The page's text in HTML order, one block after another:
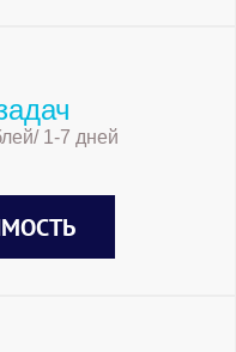
1-7 дней